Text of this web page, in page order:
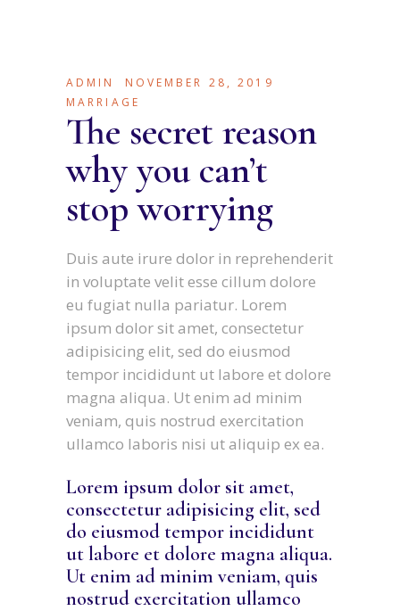
ADMIN
NOVEMBER 28, 2019
MARRIAGE
The secret reason
why you can’t
stop worrying
Duis aute irure dolor in reprehenderit
in voluptate velit esse cillum dolore
eu fugiat nulla pariatur. Lorem
ipsum dolor sit amet, consectetur
adipisicing elit, sed do eiusmod
tempor incididunt ut labore et dolore
magna aliqua. Ut enim ad minim
veniam, quis nostrud exercitation
ullamco laboris nisi ut aliquip ex ea.
Lorem ipsum dolor sit amet,
consectetur adipisicing elit, sed
do eiusmod tempor incididunt
ut labore et dolore magna aliqua.
Ut enim ad minim veniam, quis
nostrud exercitation ullamco